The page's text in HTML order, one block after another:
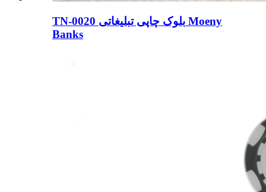
TN-0020 بلوک چاپی تبلیغاتی Moeny
Banks